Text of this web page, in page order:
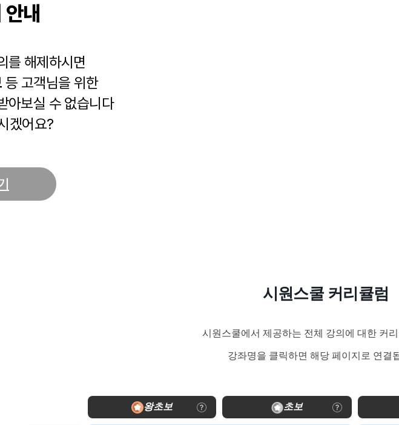
내
를 해제하시면
등 고객님을 위한
아보실 수 없습니다
겠어요?
시원스쿨 커리큘럼
시원스쿨에서 제공하는 전체 강의에 대한 커
강좌명을 클릭하면 해당 페이지로 연결
왕초보 초보